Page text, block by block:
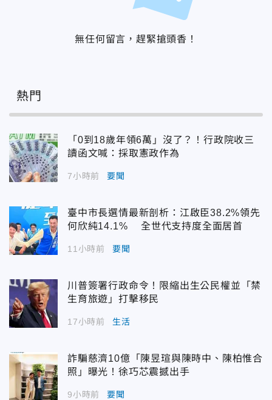
無任何留言，趕緊搶頭香！
熱門
「0到18歲年領6萬」沒了？！行政院收三
讀函文喊：採取憲政作為
7小時前 要聞
臺中市長選情最新剖析：江啟臣38.2%領先
何欣純14.1% 全世代支持度全面居首
11小時前 要聞
川普簽署行政命令！限縮出生公民權並「禁
生育旅遊」打擊移民
17小時前 生活
詐騙慈濟10億「陳昱瑄與陳時中、陳柏惟合
照」曝光！徐巧芯震撼出手
9小時前 要聞